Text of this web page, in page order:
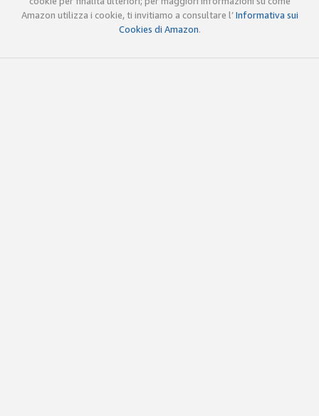
Amazon utilizza i cookie, ti invitiamo a consultare l’Informativa sui
Cookies di Amazon.